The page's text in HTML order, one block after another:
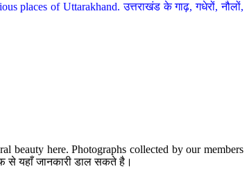
places of Uttarakhand. उत्तराखंड के गाढ़, गधेरों, नौलों,
beauty here. Photographs collected by our members
से यहाँ जानकारी डाल सकते है।